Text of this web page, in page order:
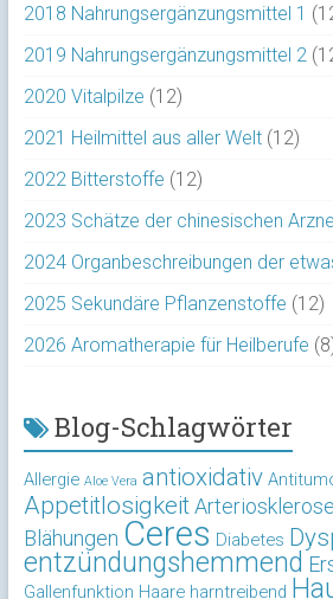
2018 Nahrungsergänzungsmittel 1
2019 Nahrungsergänzungsmittel 2
2020 Vitalpilze (12)
2021 Heilmittel aus aller Welt(12)
2022 Bitterstoffe (12)
2023 Schätze der chinesischen
2024 Organbeschreibungen der
2025 Sekundäre Pflanzenstoffe (12)
2026 Aromatherapie für Heilberufe
Blog-Schlagwörter
Allergie Aloe Vera antioxidativ
Appetitlosigkeit Arteriosklerose
Blähungen Ceres Diabetes
entzündungshemmend
Gallenfunktion Haare harntreibend